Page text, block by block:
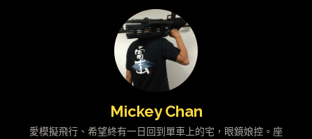
Mickey Chan
愛模擬飛行、希望終有一日回到單車上的宅，眼鏡娘控。座